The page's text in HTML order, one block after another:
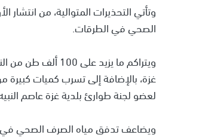
وتأتي التحذيرات المتوالية، من
الصحي في الطرقات.
ويتراكم ما
غزة، بالإضافة إلى تسرب كميات
لعضو لجنة طوارئ بلدية غزة عاصم
ويضاعف تدفق مياه الصرف الصحي في